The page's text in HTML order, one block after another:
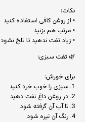
نکات:
• از روغن کافی استفاده کنید
• مرتب هم بزنید
• زیاد تفت ندهید تا تلخ نشود
🌿 تفت سبزی:
برای خورش:
1. سبزی را خوب خرد کنید
2. در روغن داغ تفت دهید
3. تا آب آن گرفته شود
4. رنگ آن تیره شود